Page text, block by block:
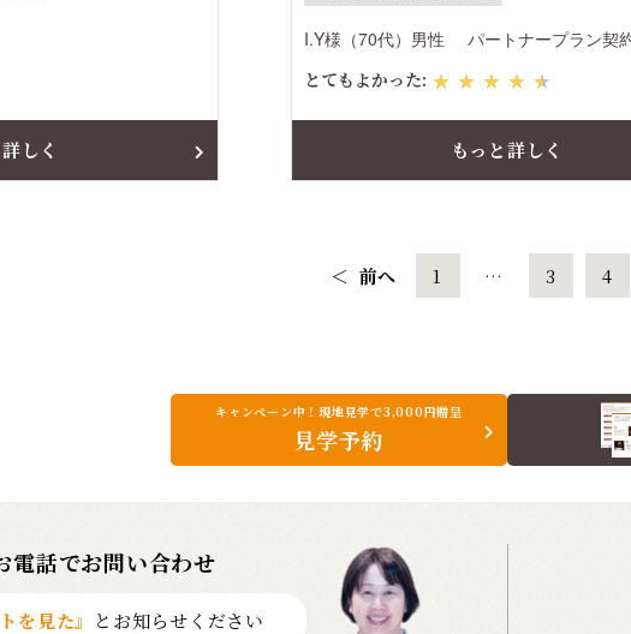
しく
I.Y様（70代）男性
パートナープラン契
とてもよかった: ★★★★★
もっと詳しく
＜ 前へ 1 … 3 4
キャンペーン中！現地見学で3,000円贈呈
見学予約
電話でお問い合わせ
を見た』 とお知らせください